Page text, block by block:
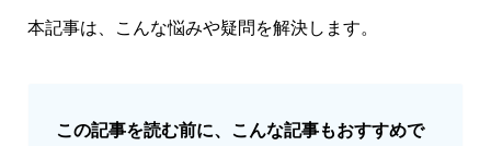
本記事は、こんな悩みや疑問を解決します。
この記事を読む前に、こんな記事もおすすめで